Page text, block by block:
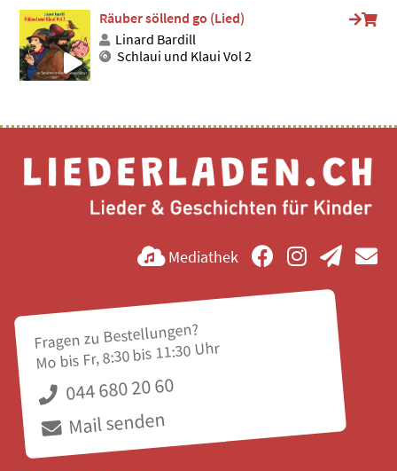
Räuber söllend go (Lied)
Linard Bardill
Schlaui und Klaui Vol 2
Mediathek
Fragen zu Bestellungen?
Mo bis Fr, 8:30 bis 11:30 Uhr
044 680 20 60
Mail senden